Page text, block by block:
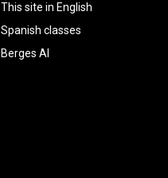
This site in English
Spanish classes
Berges AI